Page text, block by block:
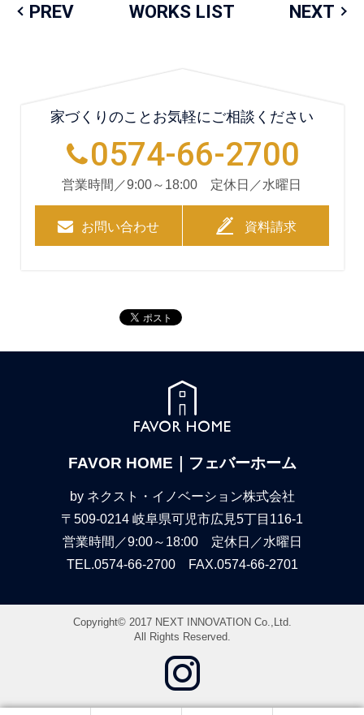
PREV WORKS LIST NEXT
家づくりのことお気軽にご相談ください
0574-66-2700
営業時間／9:00～18:00 定休日／水曜日
お問い合わせ 資料請求
FAVOR HOME｜フェバーホーム
by ネクスト・イノベーション株式会社
〒509-0214 岐阜県可児市広見5丁目116-1
営業時間／9:00～18:00 定休日／水曜日
TEL.0574-66-2700 FAX.0574-66-2701
Copyright© 2017 NEXT INNOVATION Co.,Ltd.
All Rights Reserved.